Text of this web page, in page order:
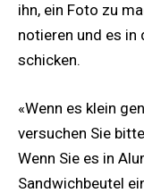
ihn, ein Foto zu
notieren und es in
schicken.
«Wenn es klein
versuchen Sie
Wenn Sie es in
Sandwichbeutel